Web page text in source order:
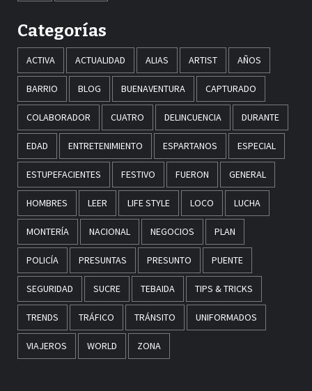
Categorías
ACTIVA ACTUALIDAD ALIAS ARTIST AÑOS
BARRIO BLOG BUENAVENTURA CAPTURADO
COLABORADOR CUATRO DELINCUENCIA DURANTE
EDAD ENTRETENIMIENTO ESPARTANOS ESPECIAL
ESTUPEFACIENTES FESTIVO FUERON GENERAL
HOMBRES LEER LIFE STYLE LOCO LUCHA
MONTERÍA NACIONAL NEGOCIOS PLAN
POLICÍA PRESUNTAS PRESUNTO PUENTE
SEGURIDAD SUCRE TEBAIDA TIPS & TRICKS
TRENDS TRÁFICO TRÁNSITO UNIFORMADOS
VIAJEROS WORLD ZONA